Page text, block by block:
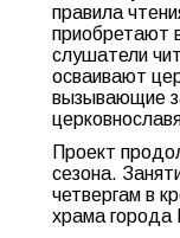
правила
приобретают
слушатели
осваивают
вызывающие
Проект
сезона.
четвергам в
храма города